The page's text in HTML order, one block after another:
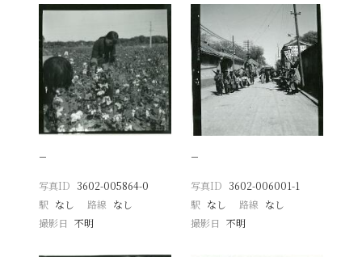
−
写真ID 3602-005864-0
駅 なし 路線 なし
撮影日
不明
−
写真ID 3602-006001-1
駅 なし 路線 なし
撮影日 不明